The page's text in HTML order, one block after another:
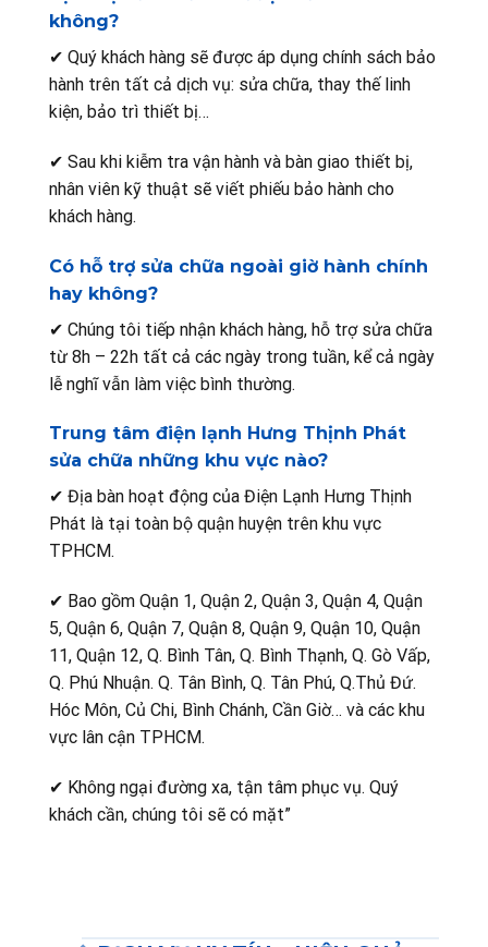
không?
✔ Quý khách hàng sẽ được áp dụng chính sách bảo
hành trên tất cả dịch vụ: sửa chữa, thay thế linh
kiện, bảo trì thiết bị…
✔ Sau khi kiễm tra vận hành và bàn giao thiết bị,
nhân viên kỹ thuật sẽ viết phiếu bảo hành cho
khách hàng.
Có hỗ trợ sửa chữa ngoài giờ hành chính
hay không?
✔ Chúng tôi tiếp nhận khách hàng, hỗ trợ sửa chữa
từ 8h – 22h tất cả các ngày trong tuần, kể cả ngày
lễ nghĩ vẫn làm việc bình thường.
Trung tâm điện lạnh Hưng Thịnh Phát
sửa chữa những khu vực nào?
✔ Địa bàn hoạt động của Điện Lạnh Hưng Thịnh
Phát là tại toàn bộ quận huyện trên khu vực
TPHCM.
✔ Bao gồm Quận 1, Quận 2, Quận 3, Quận 4, Quận
5, Quận 6, Quận 7, Quận 8, Quận 9, Quận 10, Quận
11, Quận 12, Q. Bình Tân, Q. Bình Thạnh, Q. Gò Vấp,
Q. Phú Nhuận. Q. Tân Bình, Q. Tân Phú, Q.Thủ Đứ.
Hóc Môn, Củ Chi, Bình Chánh, Cần Giờ… và các khu
vực lân cận TPHCM.
✔ Không ngại đường xa, tận tâm phục vụ. Quý
khách cần, chúng tôi sẽ có mặt”